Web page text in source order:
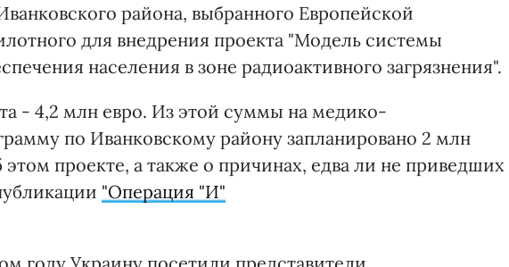
района, выбранного Европейской
для внедрения проекта "Модель системы
населения в зоне радиоактивного загрязнения".
- 4,2 млн евро. Из этой суммы на медико-
по Иванковскому району запланировано 2 млн
проекте, а также о причинах, едва ли не приведших
"Операция "И"